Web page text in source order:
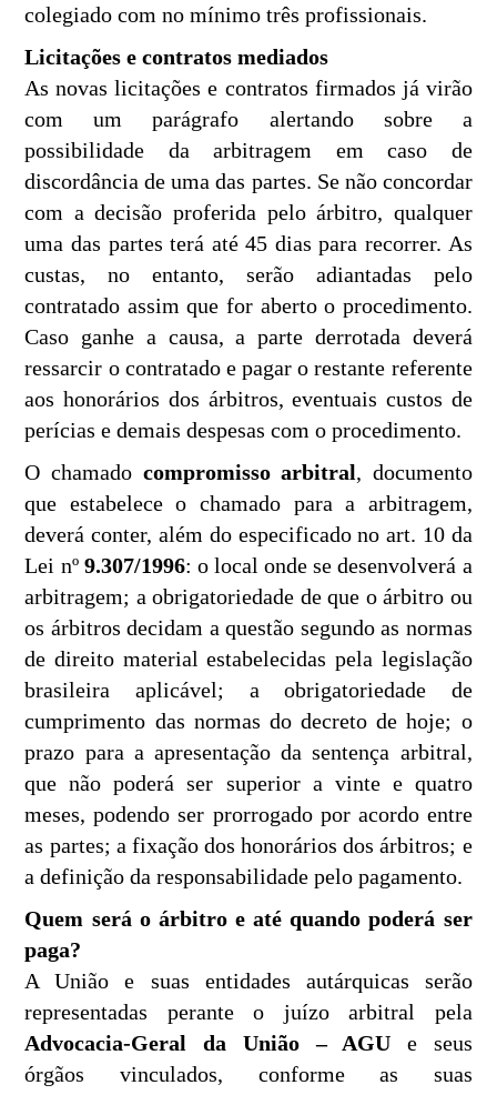
colegiado com no mínimo três profissionais.
Licitações e contratos mediados
As novas licitações e contratos firmados já virão
com um parágrafo alertando sobre a
possibilidade da arbitragem em caso de
discordância de uma das partes. Se não concordar
com a decisão proferida pelo árbitro, qualquer
uma das partes terá até 45 dias para recorrer. As
custas, no entanto, serão adiantadas pelo
contratado assim que for aberto o procedimento.
Caso ganhe a causa, a parte derrotada deverá
ressarcir o contratado e pagar o restante referente
aos honorários dos árbitros, eventuais custos de
perícias e demais despesas com o procedimento.
O chamado compromisso arbitral, documento
que estabelece o chamado para a arbitragem,
deverá conter, além do especificado no art. 10 da
Lei nº9.307/1996: o local onde se desenvolverá a
arbitragem; a obrigatoriedade de que o árbitro ou
os árbitros decidam a questão segundo as normas
de direito material estabelecidas pela legislação
brasileira aplicável; a obrigatoriedade de
cumprimento das normas do decreto de hoje; o
prazo para a apresentação da sentença arbitral,
que não poderá ser superior a vinte e quatro
meses, podendo ser prorrogado por acordo entre
as partes; a fixação dos honorários dos árbitros; e
a definição da responsabilidade pelo pagamento.
Quem será o árbitro e até quando poderá ser
paga?
A União e suas entidades autárquicas serão
representadas perante o juízo arbitral pela
Advocacia-Geral da União – AGU e seus
órgãos vinculados, conforme as suas